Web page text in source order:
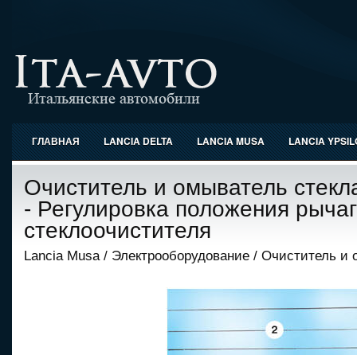
ГЛАВНАЯ LANCIA DELTA LANCIA MUSA LANCIA
Очиститель и омыватель
- Регулировка положения
стеклоочистителя
Lancia Musa/ Электрооборудование / Очиститель и